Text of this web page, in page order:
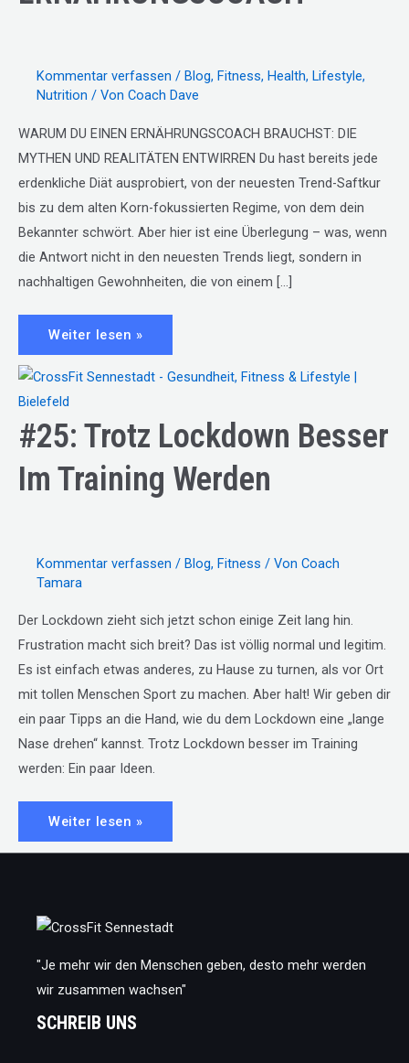
Kommentar verfassen / Blog, Fitness, Health, Lifestyle,
Nutrition / Von Coach Dave
WARUM DU EINEN ERNÄHRUNGSCOACH BRAUCHST: DIE
MYTHEN UND REALITÄTEN ENTWIRREN Du hast bereits jede
erdenkliche Diät ausprobiert, von der neuesten Trend-Saftkur
bis zu dem alten Korn-fokussierten Regime, von dem dein
Bekannter schwört. Aber hier ist eine Überlegung – was, wenn
die Antwort nicht in den neuesten Trends liegt, sondern in
nachhaltigen Gewohnheiten, die von einem […]
#117
ERNÄHRUNGSCOACH
Weiter lesen »
#25: Trotz Lockdown Besser
Im Training Werden
Kommentar verfassen / Blog, Fitness / Von Coach
Tamara
Der Lockdown zieht sich jetzt schon einige Zeit lang hin.
Frustration macht sich breit? Das ist völlig normal und legitim.
Es ist einfach etwas anderes, zu Hause zu turnen, als vor Ort
mit tollen Menschen Sport zu machen. Aber halt! Wir geben dir
ein paar Tipps an die Hand, wie du dem Lockdown eine „lange
Nase drehen“ kannst. Trotz Lockdown besser im Training
werden: Ein paar Ideen.
#25:
Lockdown
besser
Weiter lesen »
"Je mehr wir den Menschen geben, desto mehr werden
wir zusammen wachsen"
SCHREIB UNS